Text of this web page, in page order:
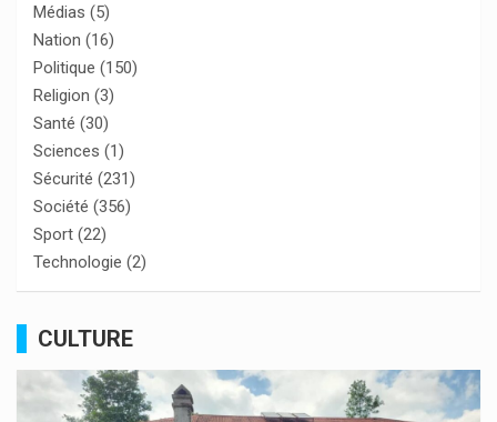
Médias (5)
Nation (16)
Politique (150)
Religion (3)
Santé (30)
Sciences (1)
Sécurité (231)
Société (356)
Sport (22)
Technologie (2)
CULTURE